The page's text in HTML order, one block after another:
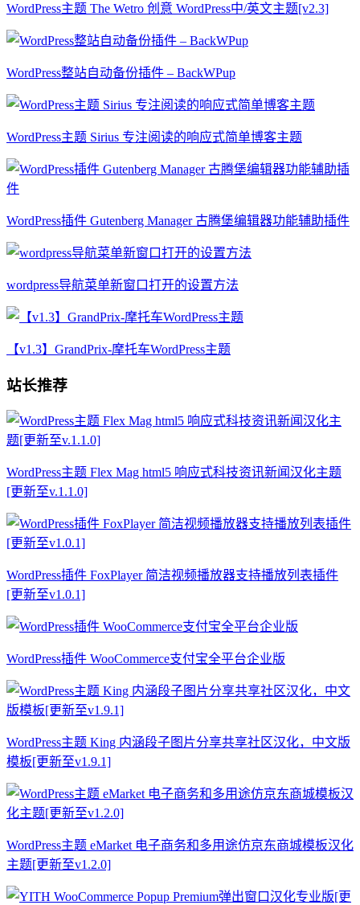
WordPress主题 The Wetro 创意 WordPress中/英文主题[v2.3]
WordPress整站自动备份插件 – BackWPup
WordPress主题 Sirius 专注阅读的响应式简单博客主题
WordPress插件 Gutenberg Manager 古腾堡编辑器功能辅助插件
wordpress导航菜单新窗口打开的设置方法
【v1.3】GrandPrix-摩托车WordPress主题
站长推荐
WordPress主题 Flex Mag html5 响应式科技资讯新闻汉化主题
[更新至v.1.1.0]
WordPress插件 FoxPlayer 简洁视频播放器支持播放列表插件
[更新至v1.0.1]
WordPress插件 WooCommerce支付宝全平台企业版
WordPress主题 King 内涵段子图片分享共享社区汉化，中文版
模板[更新至v1.9.1]
WordPress主题 eMarket 电子商务和多用途仿京东商城模板汉化
主题[更新至v1.2.0]